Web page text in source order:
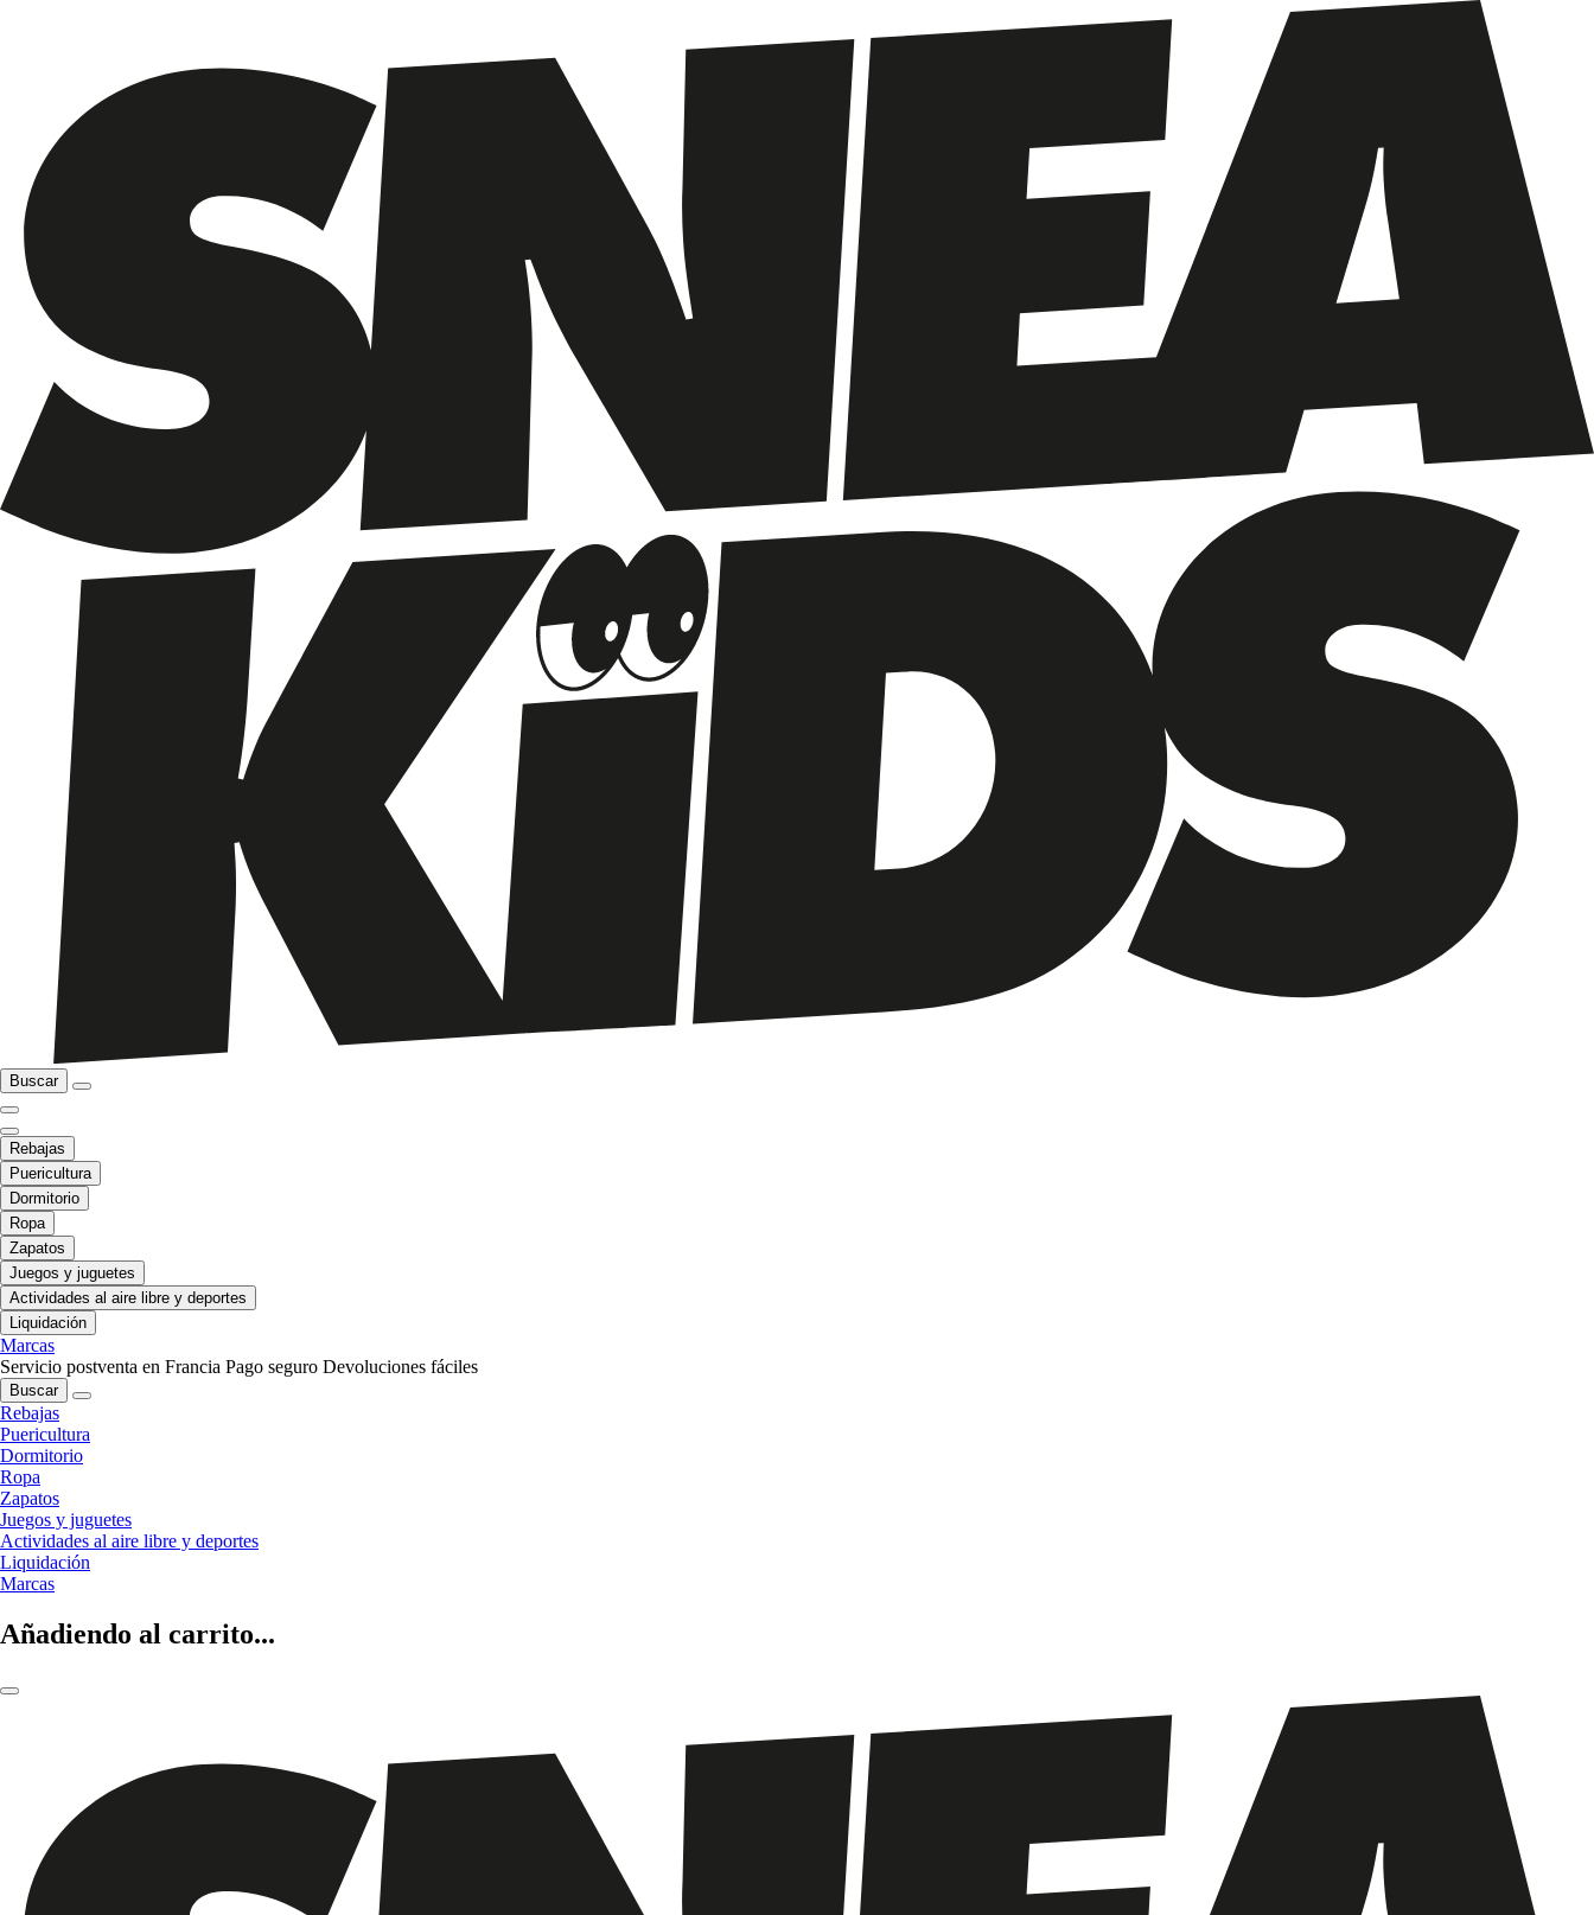
Buscar
Rebajas
Puericultura
Dormitorio
Ropa
Zapatos
Juegos y juguetes
Actividades al aire libre y deportes
Liquidación
Marcas
Servicio postventa en Francia Pago seguro Devoluciones fáciles
Buscar
Rebajas
Puericultura
Dormitorio
Ropa
Zapatos
Juegos y juguetes
Actividades al aire libre y deportes
Liquidación
Marcas
Añadiendo al carrito...